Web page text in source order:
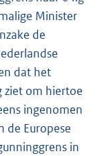
Minister
de
dat het
ziet om hiertoe
ingenomen
de Europese
in